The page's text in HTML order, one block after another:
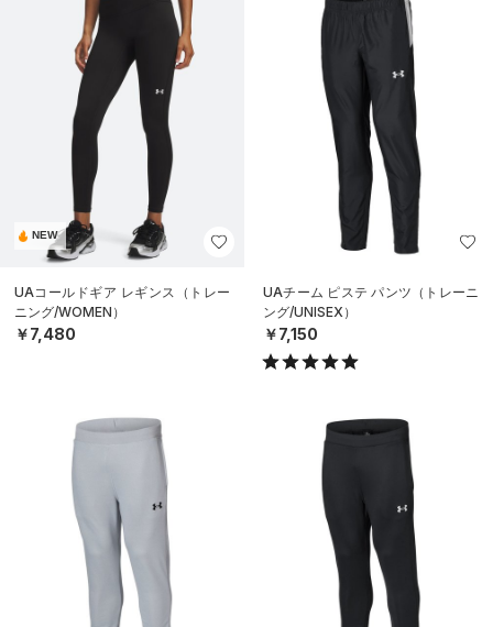
NEW
UAコールドギア レギンス（トレー
ニング/WOMEN）
￥7,480
UAチーム ピステ パンツ（トレーニ
ング/UNISEX）
￥7,150